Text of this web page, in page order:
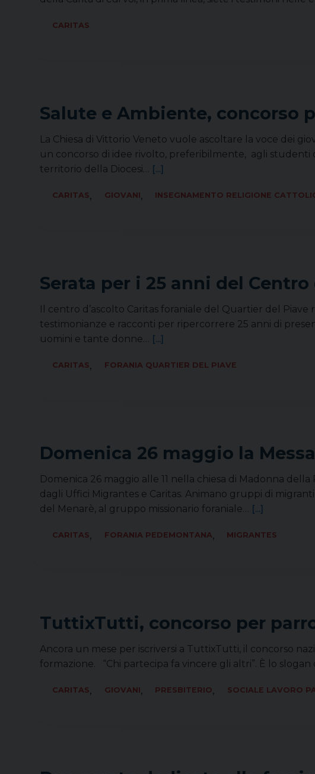
CARITAS
Salute e Ambiente, concorso
La Chiesa di Vittorio Veneto vuole ascoltare la voce dei
un concorso di idee rivolto, preferibilmente, agli studenti
territorio della Diocesi… [...]
CARITAS, GIOVANI, INSEGNAMENTO RELIGIONE
Serata per i 25 anni del
Il centro d’ascolto Caritas foraniale del Quartier del Piave
testimonianze e racconti per ripercorrere 25 anni di
uomini e tante donne… [...]
CARITAS,
FORANIA QUARTIER DEL PIAVE
Domenica 26 maggio la
Domenica 26 maggio alle 11 nella chiesa di Madonna
dagli Uffici Migrantes e Caritas. Animano gruppi di
del Menarè, al gruppo missionario foraniale… [...]
CARITAS, FORANIA PEDEMONTANA,
MIGRANTES
TuttixTutti, concorso per
Ancora un mese per iscriversi a TuttixTutti, il concorso
formazione. “Chi partecipa fa vincere gli altri”. È lo
CARITAS, GIOVANI, PRESBITERIO,
SOCIALE LAVORO